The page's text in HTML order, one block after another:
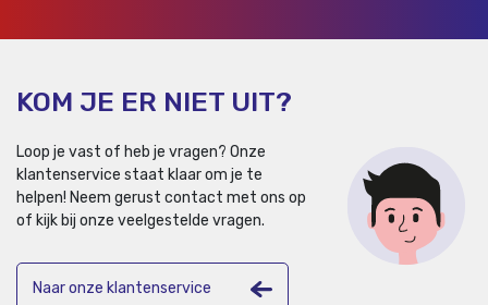
KOM JE ER NIET UIT?
Loop je vast of heb je vragen? Onze
klantenservice staat klaar om je te
helpen! Neem gerust contact met ons op
of kijk bij onze veelgestelde vragen.
Naar onze klantenservice